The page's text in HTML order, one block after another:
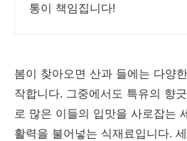
통이 책임집니다!
봄이 찾아오면 산과 들에는 다양
작합니다. 그중에서도 특유의 향
로 많은 이들의 입맛을 사로잡는
활력을 불어넣는 식재료입니다.